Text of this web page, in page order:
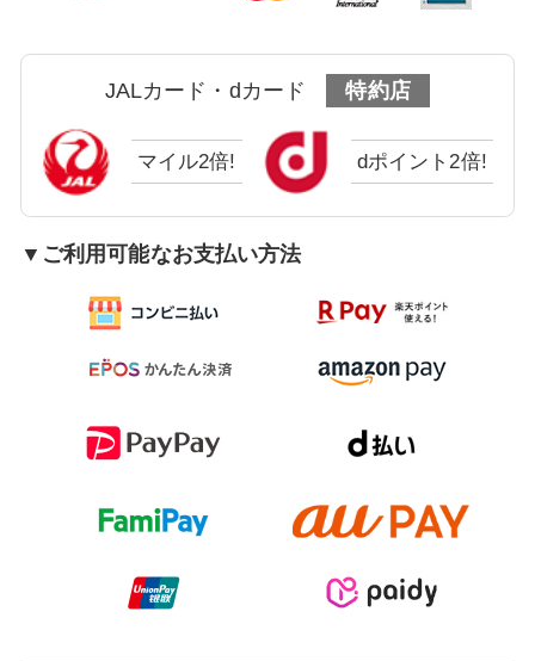
JALカード・dカード 特約店
マイル2倍! dポイント2倍!
▼ご利用可能なお支払い方法